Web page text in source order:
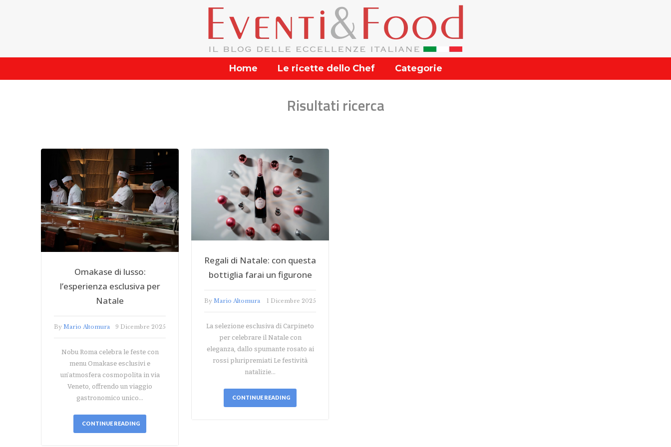
Home Le ricette dello Chef Categorie
Risultati ricerca
Omakase di lusso:
l’esperienza esclusiva per
Natale
By Mario Altomura 9 Dicembre 2025
Nobu Roma celebra le feste con
menu Omakase esclusivi e
un’atmosfera cosmopolita in via
Veneto, offrendo un viaggio
gastronomico unico…
CONTINUE READING
Regali di Natale: con questa
bottiglia farai un figurone
ByMario Altomura 1 Dicembre 2025
La selezione esclusiva di Carpineto
per celebrare il Natale con
eleganza, dallo spumante rosato ai
rossi pluripremiati Le festività
natalizie…
CONTINUE READING